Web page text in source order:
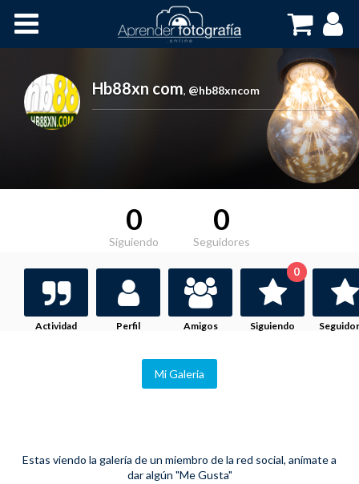
Cursos OnLine
Hb88xn com, @hb88xncom
0
Siguiendo
0
Seguidores
Actividad Perfil Amigos Siguiendo
0
Mi Galeria
Estas viendo la galería de un miembro de la red social, anímate a
dar algún "Me Gusta"